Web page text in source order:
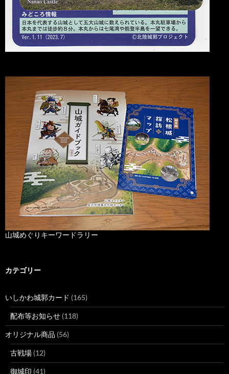
山城めぐりキーワードラリー
カテゴリー
いしかわ城郭カード (165)
配布等お知らせ (118)
オリジナル商品 (56)
古戦場 (12)
御城印 (41)